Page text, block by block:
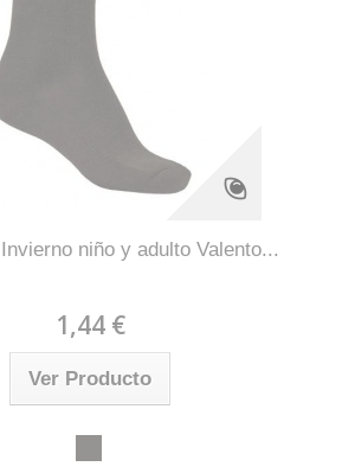
niño y adulto Valento...
1,44 €
Ver Producto